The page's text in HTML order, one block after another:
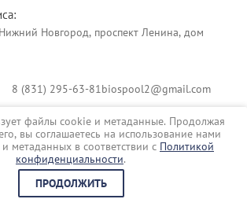
файлы cookie и метаданные. Продолжая
вы соглашаетесь на использование нами
метаданных в соответствии с Политикой
конфиденциальности.
ПРОДОЛЖИТЬ
Новгород, проспект Ленина, дом
8 (831) 295-63-81biospool2@gmail.com
Copyright © 2017
конфиденциальности
Сайт создан в: megagroup.ru